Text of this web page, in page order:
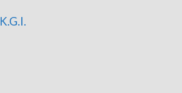
K.G.I.